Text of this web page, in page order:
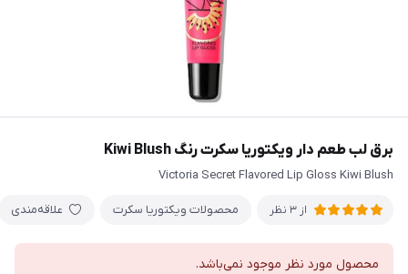
برق لب طعم دار ویکتوریا سکرت رنگ Kiwi Blush
Victoria Secret Flavored Lip Gloss Kiwi Blush
از 3 نظر محصولات ویکتوریا سکرت علاقه‌مندی
محصول مورد نظر موجود نمی‌باشد.